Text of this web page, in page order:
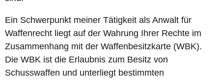
Ein Schwerpunkt meiner Tätigkeit als Anwalt für
Waffenrecht liegt auf der Wahrung Ihrer Rechte im
Zusammenhang mit der Waffenbesitzkarte (WBK).
Die WBK ist die Erlaubnis zum Besitz von
Schusswaffen und unterliegt bestimmten